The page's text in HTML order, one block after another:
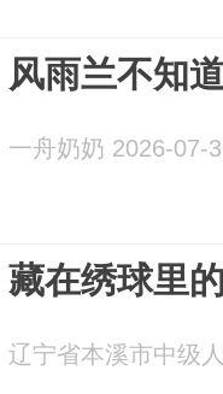
风雨兰不知
一舟奶奶 2026-07-
藏在绣球里
辽宁省本溪市中级